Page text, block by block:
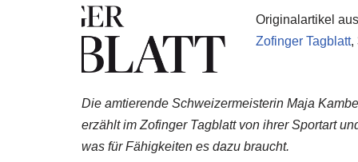
Originalartikel
Zofinger Tagblatt,
Die amtierende Schweizermeisterin Maja
erzählt im Zofinger Tagblatt von ihrer Sportart
was für Fähigkeiten es dazu braucht.